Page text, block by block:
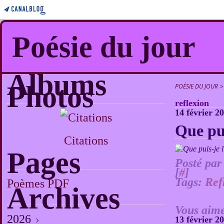
Poésie du jour
Albums
Photos
Citations
Pages
Poèmes PDF
Archives
2026
POÉSIE DU JOUR >
reflexion
14 février
Que
Posté
[#]
Tags:
Vous
13 février